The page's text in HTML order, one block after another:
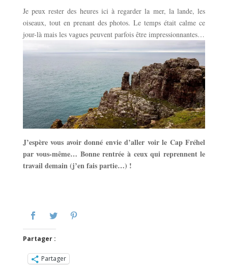
Je peux rester des heures ici à regarder la mer, la lande, les
oiseaux, tout en prenant des photos. Le temps était calme ce
jour-là mais les vagues peuvent parfois être impressionnantes…
J’espère vous avoir donné envie d’aller voir le Cap Fréhel
par vous-même… Bonne rentrée à ceux qui reprennent le
travail demain (j’en fais partie…) !
Partager :
Partager